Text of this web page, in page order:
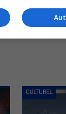
CULTUREL